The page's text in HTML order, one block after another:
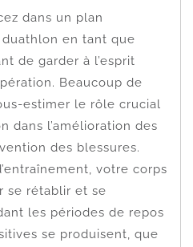
dans un plan
en tant que
de garder à l’esprit
Beaucoup de
estimer le rôle crucial
dans l’amélioration des
des blessures.
votre corps
se rétablir et se
les périodes de repos
se produisent, que